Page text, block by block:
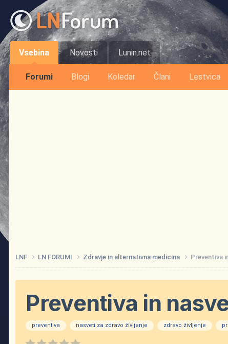
Vsebina
Forumi Blogi Koledar Člani Lestvica
Novosti Lunin.net
LNF LN FORUMI Zdravje in alternativna medicina Preventiva
Preventiva in
preventiva nasveti za zdravo življenje zdravo življenje